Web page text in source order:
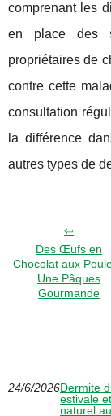
comprenant les
en place des
propriétaires de
contre cette
consultation
la différence
autres types de
Des Œufs en
Chocolat aux
Une Pâques
Gourmande
24/6/2026Dermite
estivale
naturel